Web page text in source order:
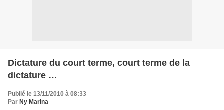
Dictature du court terme, court terme de la
dictature …
Publié le 13/11/2010 à 08:33
Par Ny Marina